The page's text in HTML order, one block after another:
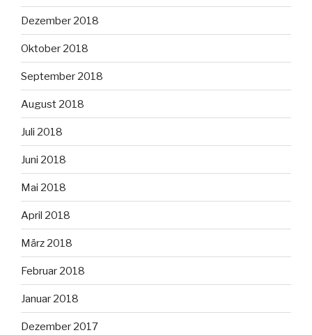
Dezember 2018
Oktober 2018
September 2018
August 2018
Juli 2018
Juni 2018
Mai 2018
April 2018
März 2018
Februar 2018
Januar 2018
Dezember 2017